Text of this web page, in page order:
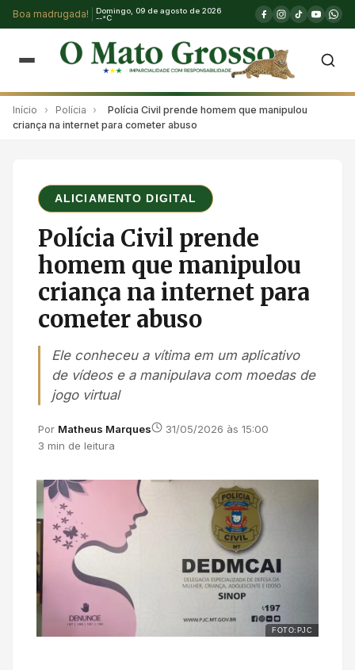
Boa madrugada!
Domingo, 09 de agosto de 2026
--°C
Início › Polícia ›
Polícia Civil prende homem que manipulou
criança na internet para cometer abuso
ALICIAMENTO DIGITAL
Polícia Civil prende
homem que manipulou
criança na internet para
cometer abuso
Ele conheceu a vítima em um aplicativo
de vídeos e a manipulava com moedas de
jogo virtual
Por Matheus Marques
31/05/2026 às 15:00
3 min de leitura
FOTO:PJC